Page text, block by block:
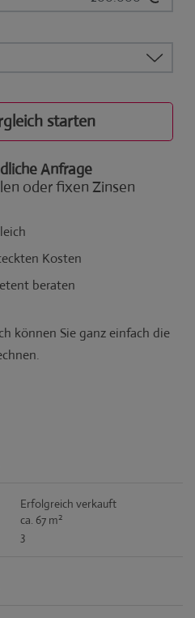
Erfolgreich verkauft
ca. 67 m2
3